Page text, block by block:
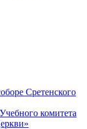
Сретенского
комитета